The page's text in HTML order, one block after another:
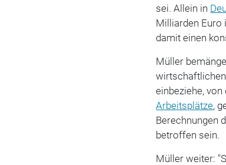
sei. Allein in
Milliarden Euro
damit einen
Müller
einbeziehe,
Arbeitsplätze,
Berechnungen
betroffen sein.
Müller weiter: